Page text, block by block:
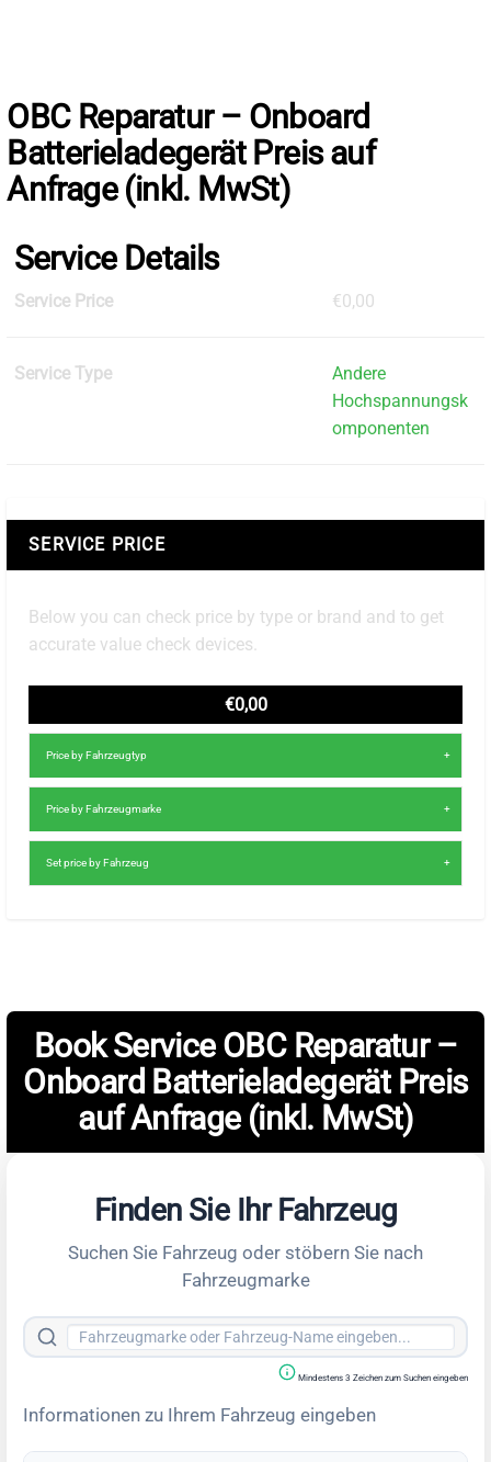
OBC Reparatur – Onboard
Batterieladegerät Preis auf
Anfrage (inkl. MwSt)
Service Details
Service Price €0,00
Service Type
Andere
Hochspannungsk
omponenten
SERVICE PRICE
Below you can check price by type or brand and to get
accurate value check devices.
€0,00
Price by Fahrzeugtyp
Price by Fahrzeugmarke
Set price by Fahrzeug
Book Service OBC Reparatur –
Onboard Batterieladegerät Preis
auf Anfrage (inkl. MwSt)
Finden Sie Ihr Fahrzeug
Suchen Sie Fahrzeug oder stöbern Sie nach
Fahrzeugmarke
Mindestens 3 Zeichen zum Suchen eingeben
Informationen zu Ihrem Fahrzeug eingeben